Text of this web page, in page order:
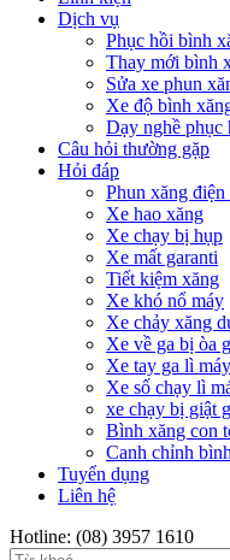
Dịch vụ
Phục hồi bình
Thay mới bình
Sửa xe phun
Xe độ bình
Dạy nghề phục
Câu hỏi thường gặp
Hỏi đáp
Phun xăng điện
Xe hao xăng
Xe chạy bị hụp
Xe mất garanti
Tiết kiệm xăng
Xe khó nổ máy
Xe chảy xăng
Xe về ga bị òa
Xe tay ga lì
Xe số chạy lì
xe chạy bị giật
Bình xăng con
Canh chỉnh
Tuyển dụng
Liên hệ
Hotline: (08) 3957 1610